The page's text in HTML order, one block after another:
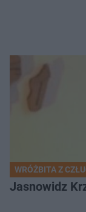
WRÓŻBITA Z
Jasnowidz